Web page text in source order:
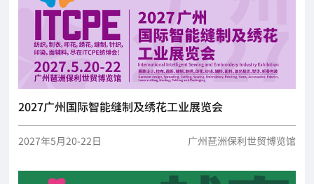
2027广州国际智能缝制及绣花工业展览会
2027年5月20-22日 广州琶洲保利世贸博览馆